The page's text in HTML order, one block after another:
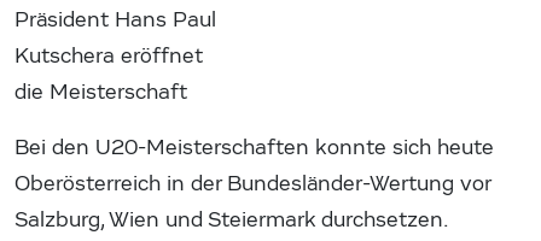
Präsident Hans Paul
Kutschera eröffnet
die Meisterschaft
Bei den U20-Meisterschaften konnte sich heute
Oberösterreich in der Bundesländer-Wertung vor
Salzburg, Wien und Steiermark durchsetzen.